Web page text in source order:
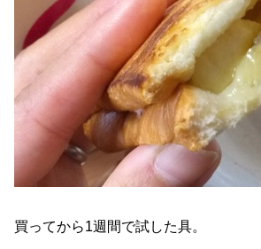
買ってから1週間で試した具。